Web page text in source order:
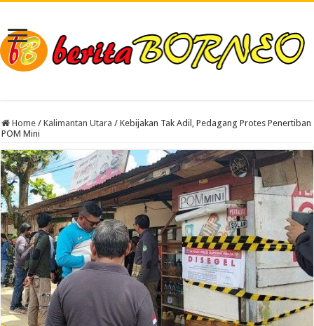
Home / Kalimantan Utara / Kebijakan Tak Adil, Pedagang Protes Penertiban
POM Mini